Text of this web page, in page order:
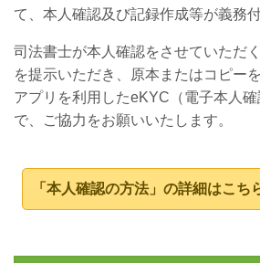
て、本人確認及び記録作成等が義務
司法書士が本人確認をさせていただ
を提示いただき、原本またはコピー
アプリを利用したeKYC（電子本人
で、ご協力をお願いいたします。
「本人確認の方法」の詳細はこち